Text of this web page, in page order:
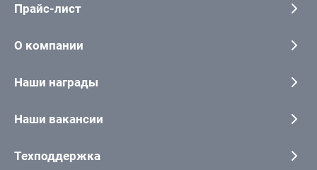
Прайс-лист
О компании
Наши награды
Наши вакансии
Техподдержка